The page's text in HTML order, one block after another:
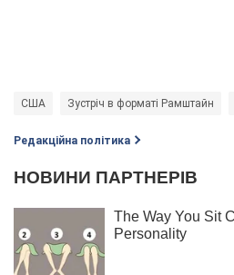
США Зустріч в форматі Рамштайн
Редакційна політика